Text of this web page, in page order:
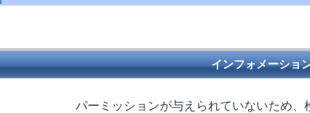
インフォメーショ
パーミッションが与えられていないため、